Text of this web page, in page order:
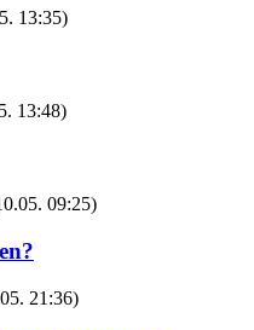
13:35)
13:48)
09:25)
21:36)